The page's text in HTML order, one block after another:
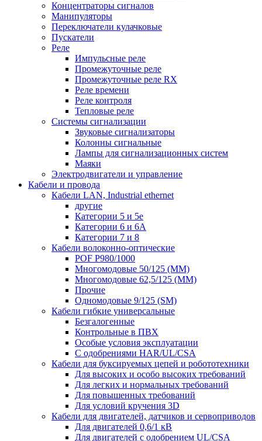
Концентраторы сигналов
Манипуляторы
Переключатели кулачковые
Пускатели
Реле
Импульсные реле
Промежуточные реле
Промежуточные реле RX
Реле времени
Реле контроля
Тепловые реле
Системы сигнализации
Звуковые сигнализаторы
Колонны сигнальные
Лампы для сигнализационных систем
Маяки
Электродвигатели и управление
Кабели и провода
Кабели LAN, Industrial ethernet
другие
Категории 5 и 5е
Категории 6 и 6A
Категории 7 и 8
Кабели волоконно-оптические
POF P980/1000
Многомодовые 50/125 (ММ)
Многомодовые 62,5/125 (ММ)
Прочие
Одномодовые 9/125 (SM)
Кабели гибкие универсальные
Безгалогенные
Контрольные в ПВХ
Особые условия эксплуатации
С одобрениями HAR/UL/CSA
Кабели для буксируемых цепей и робототехники
Для высоких и особо высоких требований
Для легких и нормальных требований
Для повышенных требований
Для условий кручения 3D
Кабели для двигателей, датчиков и сервоприводов
Для двигателей 0,6/1 кВ
Для двигателей с одобрением UL/CSA